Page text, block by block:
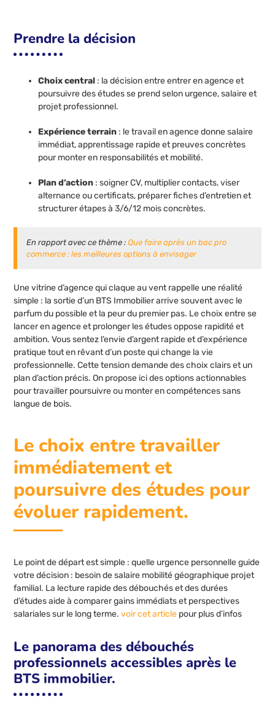
Prendre la décision
Choix central : la décision entre entrer en agence et
poursuivre des études se prend selon urgence, salaire et
projet professionnel.
Expérience terrain : le travail en agence donne salaire
immédiat, apprentissage rapide et preuves concrètes
pour monter en responsabilités et mobilité.
Plan d’action : soigner CV, multiplier contacts, viser
alternance ou certificats, préparer fiches d’entretien et
structurer étapes à 3/6/12 mois concrètes.
En rapport avec ce thème :Que faire après un bac pro
commerce : les meilleures options à envisager
Une vitrine d’agence qui claque au vent rappelle une réalité
simple : la sortie d’un BTS Immobilier arrive souvent avec le
parfum du possible et la peur du premier pas. Le choix entre se
lancer en agence et prolonger les études oppose rapidité et
ambition. Vous sentez l’envie d’argent rapide et d’expérience
pratique tout en rêvant d’un poste qui change la vie
professionnelle. Cette tension demande des choix clairs et un
plan d’action précis. On propose ici des options actionnables
pour travailler poursuivre ou monter en compétences sans
langue de bois.
Le choix entre travailler
immédiatement et
poursuivre des études pour
évoluer rapidement.
Le point de départ est simple : quelle urgence personnelle guide
votre décision : besoin de salaire mobilité géographique projet
familial. La lecture rapide des débouchés et des durées
d’études aide à comparer gains immédiats et perspectives
salariales sur le long terme.voir cet article pour plus d’infos
Le panorama des débouchés
professionnels accessibles après le
BTS immobilier.